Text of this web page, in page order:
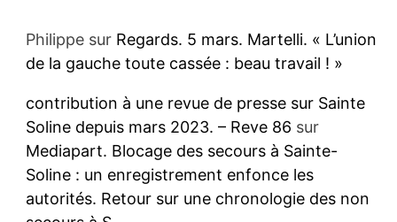
Philippesur Regards. 5 mars. Martelli. « L’union
de la gauche toute cassée : beau travail ! »
contribution à une revue de presse sur Sainte
Soline depuis mars 2023. – Reve 86 sur
Mediapart. Blocage des secours à Sainte-
Soline : un enregistrement enfonce les
autorités. Retour sur une chronologie des non